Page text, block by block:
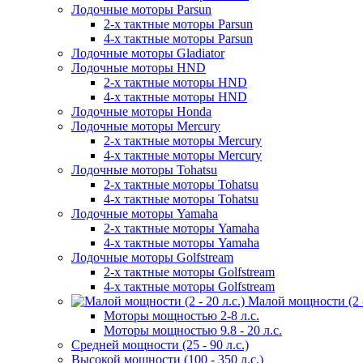
Лодочные моторы Parsun
2-х тактные моторы Parsun
4-х тактные моторы Parsun
Лодочные моторы Gladiator
Лодочные моторы HND
2-х тактные моторы HND
4-х тактные моторы HND
Лодочные моторы Honda
Лодочные моторы Mercury
2-х тактные моторы Mercury
4-х тактные моторы Mercury
Лодочные моторы Tohatsu
2-х тактные моторы Tohatsu
4-х тактные моторы Tohatsu
Лодочные моторы Yamaha
2-х тактные моторы Yamaha
4-х тактные моторы Yamaha
Лодочные моторы Golfstream
2-х тактные моторы Golfstream
4-х тактные моторы Golfstream
Малой мощности (2
Моторы мощностью 2-8 л.с.
Моторы мощностью 9.8 - 20 л.с.
Средней мощности (25 - 90 л.с.)
Высокой мощности (100 - 350 л.с.)